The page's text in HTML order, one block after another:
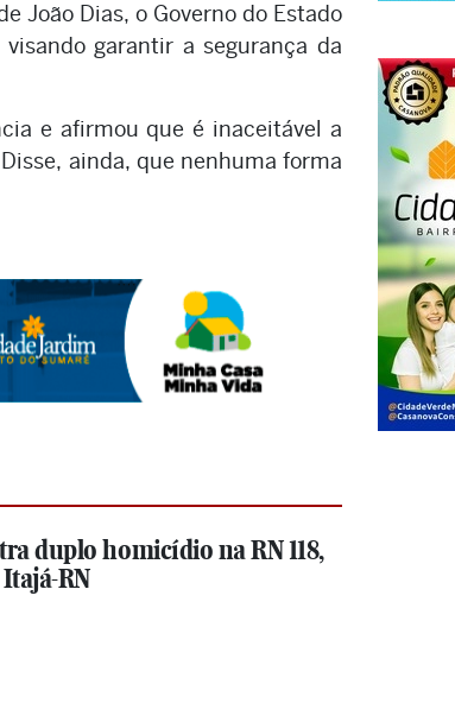
João Dias, o Governo do Estado
garantir a segurança da
e afirmou que é inaceitável a
ainda, que nenhuma forma
duplo homicídio na RN 118,
RN